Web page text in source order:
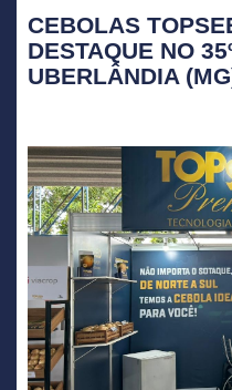
CEBOLAS
DESTAQUE NO
UBERLÂNDIA